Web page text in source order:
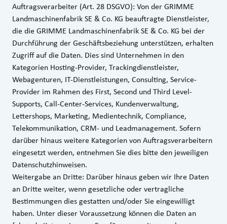
Auftragsverarbeiter (Art. 28 DSGVO): Von der GRIMME
Landmaschinenfabrik SE & Co. KG beauftragte Dienstleister,
die die GRIMME Landmaschinenfabrik SE & Co. KG bei der
Durchführung der Geschäftsbeziehung unterstützen, erhalten
Zugriff auf die Daten. Dies sind Unternehmen in den
Kategorien Hosting-Provider, Trackingdienstleister,
Webagenturen, IT-Dienstleistungen, Consulting, Service-
Provider im Rahmen des First, Second und Third Level-
Supports, Call-Center-Services, Kundenverwaltung,
Lettershops, Marketing, Medientechnik, Compliance,
Telekommunikation, CRM- und Leadmanagement. Sofern
darüber hinaus weitere Kategorien von Auftragsverarbeitern
eingesetzt werden, entnehmen Sie dies bitte den jeweiligen
Datenschutzhinweisen.
Weitergabe an Dritte: Darüber hinaus geben wir Ihre Daten
an Dritte weiter, wenn gesetzliche oder vertragliche
Bestimmungen dies gestatten und/oder Sie eingewilligt
haben. Unter dieser Voraussetzung können die Daten an